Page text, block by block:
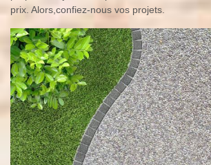
prix. Alors,confiez-nous vos projets.